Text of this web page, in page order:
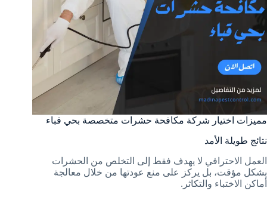
مميزات اختيار شركة مكافحة حشرات متخصصة بحي قباء
نتائج طويلة الأمد
العمل الاحترافي لا يهدف فقط إلى التخلص من الحشرات
بشكل مؤقت، بل يركز على منع عودتها من خلال معالجة
أماكن الاختباء والتكاثر.